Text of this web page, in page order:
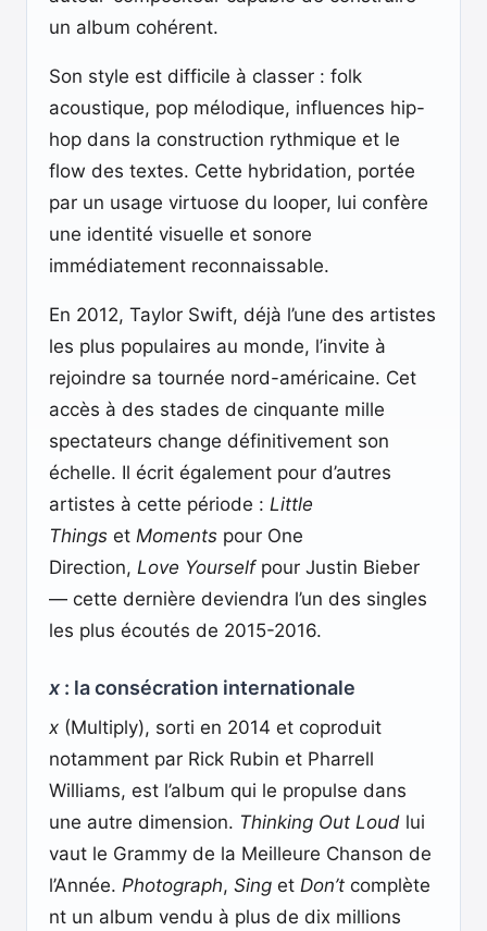
un album cohérent.
Son style est difficile à classer : folk
acoustique, pop mélodique, influences hip-
hop dans la construction rythmique et le
flow des textes. Cette hybridation, portée
par un usage virtuose du looper, lui confère
une identité visuelle et sonore
immédiatement reconnaissable.
En 2012, Taylor Swift, déjà l’une des artistes
les plus populaires au monde, l’invite à
rejoindre sa tournée nord-américaine. Cet
accès à des stades de cinquante mille
spectateurs change définitivement son
échelle. Il écrit également pour d’autres
artistes à cette période : Little
Things et Moments pour One
Direction, Love Yourselfpour Justin Bieber
— cette dernière deviendra l’un des singles
les plus écoutés de 2015-2016.
x : la consécration internationale
x (Multiply), sorti en 2014 et coproduit
notamment par Rick Rubin et Pharrell
Williams, est l’album qui le propulse dans
une autre dimension. Thinking Out Loud lui
vaut le Grammy de la Meilleure Chanson de
l’Année. Photograph, Sing et Don’t complète
nt un album vendu à plus de dix millions